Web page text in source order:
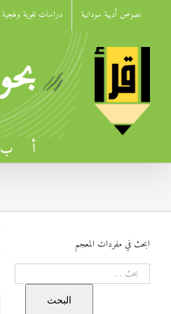
content
نصوص أدبية سودانية دراسات لغوية ولهجية
أ ب
ابحث في مفردات المعجم
البحث
البحث